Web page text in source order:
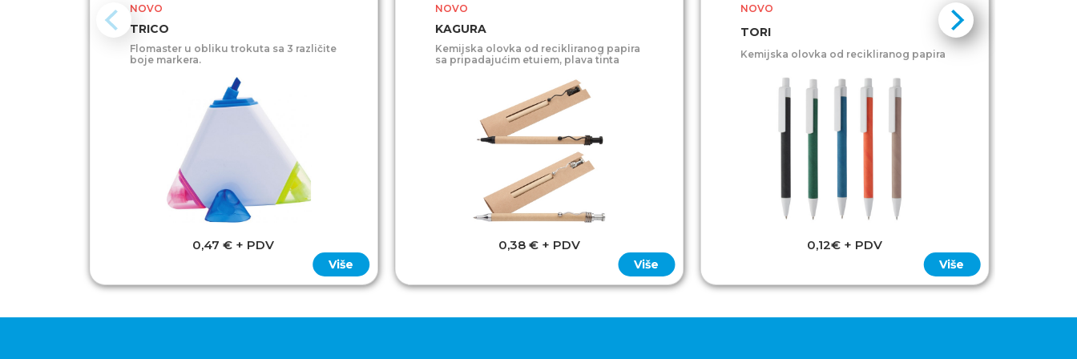
NOVO
TRICO
Flomaster u obliku trokuta sa 3 različite
boje markera.
0,47 € + PDV
Više
NOVO
KAGURA
Kemijska olovka od recikliranog papira
sa pripadajućim etuiem, plava tinta
0,38 € + PDV
Više
NOVO
TORI
Kemijska olovka od recikliranog papira
0,12€ + PDV
Više